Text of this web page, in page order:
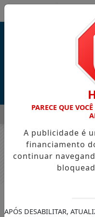
"PENTECOSTES",
EM ALTA
“Eu Vou
PARECE QUE
A publicidade é
financiamento
continuar
APÓS DESABILITAR,